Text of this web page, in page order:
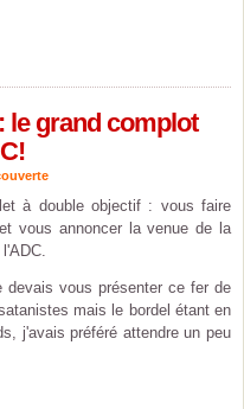
le grand complot
à double objectif : vous faire
et vous annoncer la venue de la
devais vous présenter ce fer de
mais le bordel étant en
j'avais préféré attendre un peu